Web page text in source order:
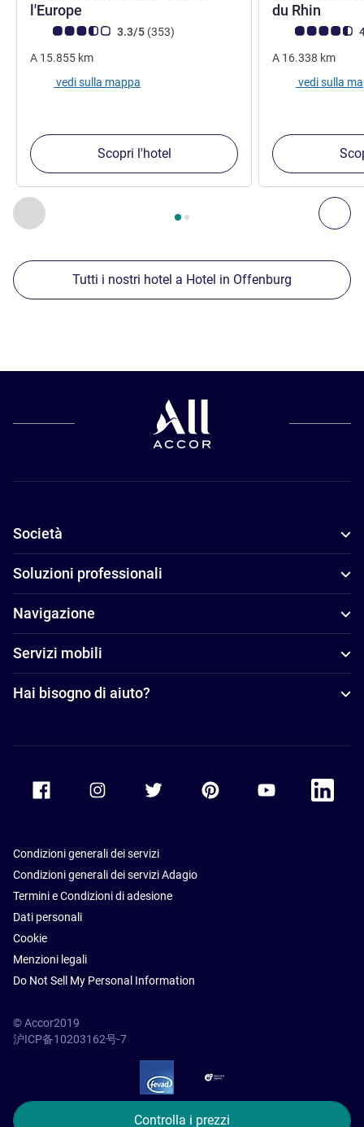
Controlla i prezzi
Precedente - Nostre ulteriori strutture nelle vicinanze
Pagina , Nostre ulteriori strutture nelle vicinanze 1 :,
l'Europe
Giudizio clienti (Valutazione ALL)
3.3/5 (353recensioni
)
A 15.855 km
vedi sulla mappa
Scopri l'hotel
du Rhin
Giudizio clienti
A 16.338 km
vedi sulla
Tutti i nostri hotel a Hotel in Offenburg
Società
Soluzioni professionali
Navigazione
Servizi mobili
Hai bisogno di aiuto?
Accor Youtube
Accor
Condizioni generali dei servizi
Condizioni generali dei servizi Adagio
Termini e Condizioni di adesione
Dati personali
Cookie
Menzioni legali
Do Not Sell My Personal Information
© Accor2019
沪ICP备10203162号-7